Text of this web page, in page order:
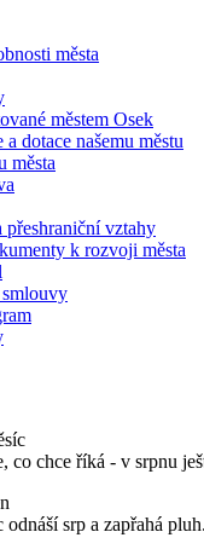
města
městem Osek
dotace našemu městu
města
přeshraniční vztahy
k rozvoji města
co chce říká - v srpnu
odnáší srp a zapřahá pluh.